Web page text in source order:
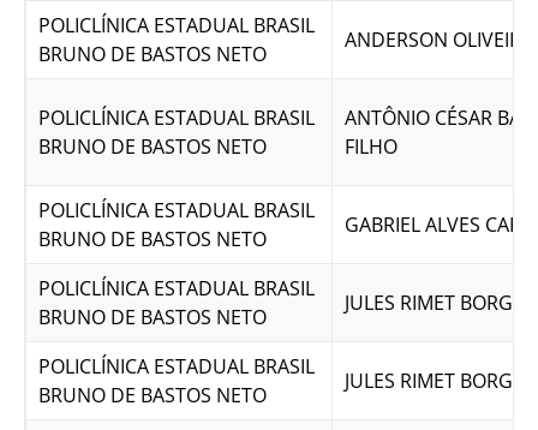
POLICLÍNICA ESTADUAL BRASIL
BRUNO DE BASTOS NETO
ANDERSON OLIVEIRA
POLICLÍNICA ESTADUAL BRASIL
BRUNO DE BASTOS NETO
ANTÔNIO CÉSAR
FILHO
POLICLÍNICA ESTADUAL BRASIL
BRUNO DE BASTOS NETO
GABRIEL ALVES
POLICLÍNICA ESTADUAL BRASIL
BRUNO DE BASTOS NETO
JULES RIMET BORGES
POLICLÍNICA ESTADUAL BRASIL
BRUNO DE BASTOS NETO
JULES RIMET BORGES